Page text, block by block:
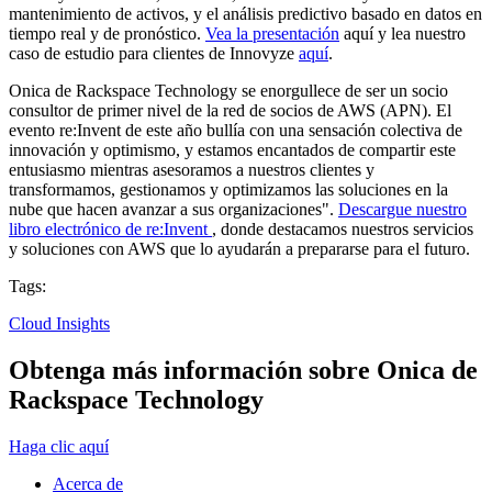
mantenimiento de activos, y el análisis predictivo basado en datos en
tiempo real y de pronóstico. Vea la presentación aquí y lea nuestro
caso de estudio para clientes de Innovyze aquí.
Onica de Rackspace Technology se enorgullece de ser un socio
consultor de primer nivel de la red de socios de AWS (APN). El
evento re:Invent de este año bullía con una sensación colectiva de
innovación y optimismo, y estamos encantados de compartir este
entusiasmo mientras asesoramos a nuestros clientes y
transformamos, gestionamos y optimizamos las soluciones en la
nube que hacen avanzar a sus organizaciones". Descargue nuestro
libro electrónico de re:Invent , donde destacamos nuestros servicios
y soluciones con AWS que lo ayudarán a prepararse para el futuro.
Tags:
Cloud Insights
Obtenga más información sobre Onica de
Rackspace Technology
Haga clic aquí
Acerca de